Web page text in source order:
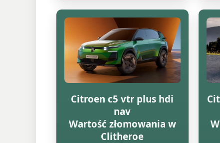
Citroen c5 vtr plus hdi
nav
Wartość złomowania w
Clitheroe